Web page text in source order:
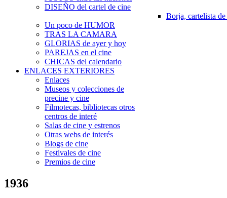
DISEÑO del cartel de cine
Borja, cartelista
Un poco de HUMOR
TRAS LA CAMARA
GLORIAS de ayer y hoy
PAREJAS en el cine
CHICAS del calendario
ENLACES EXTERIORES
Enlaces
Museos y colecciones de
precine y cine
Filmotecas, bibliotecas otros
centros de interé
Salas de cine y estrenos
Otras webs de interés
Blogs de cine
Festivales de cine
Premios de cine
1936